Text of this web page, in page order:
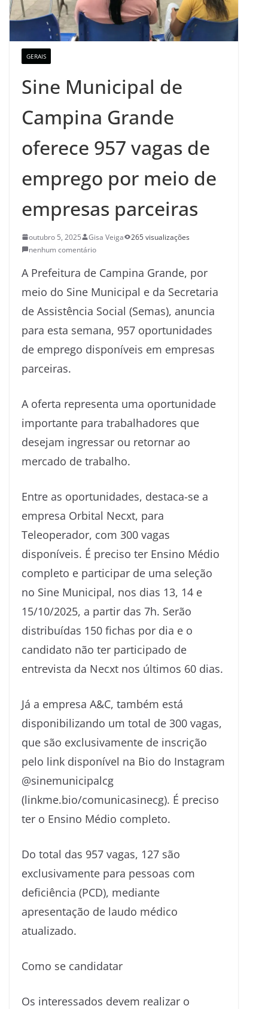
GERAIS
Sine Municipal de
Campina Grande
oferece 957 vagas de
emprego por meio de
empresas parceiras
outubro 5, 2025 Gisa Veiga
265 visualizações
nenhum comentário
A Prefeitura de Campina Grande, por
meio do Sine Municipal e da Secretaria
de Assistência Social (Semas), anuncia
para esta semana, 957 oportunidades
de emprego disponíveis em empresas
parceiras.
A oferta representa uma oportunidade
importante para trabalhadores que
desejam ingressar ou retornar ao
mercado de trabalho.
Entre as oportunidades, destaca-se a
empresa Orbital Necxt, para
Teleoperador, com 300 vagas
disponíveis. É preciso ter Ensino Médio
completo e participar de uma seleção
no Sine Municipal, nos dias 13, 14 e
15/10/2025, a partir das 7h. Serão
distribuídas 150 fichas por dia e o
candidato não ter participado de
entrevista da Necxt nos últimos 60 dias.
Já a empresa A&C, também está
disponibilizando um total de 300 vagas,
que são exclusivamente de inscrição
pelo link disponível na Bio do Instagram
@sinemunicipalcg
(linkme.bio/comunicasinecg). É preciso
ter o Ensino Médio completo.
Do total das 957 vagas, 127 são
exclusivamente para pessoas com
deficiência (PCD), mediante
apresentação de laudo médico
atualizado.
Como se candidatar
Os interessados devem realizar o